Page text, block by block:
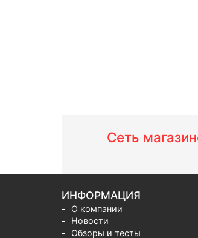
Сеть
ИНФОРМАЦИЯ
О компании
Новости
Обзоры и тесты